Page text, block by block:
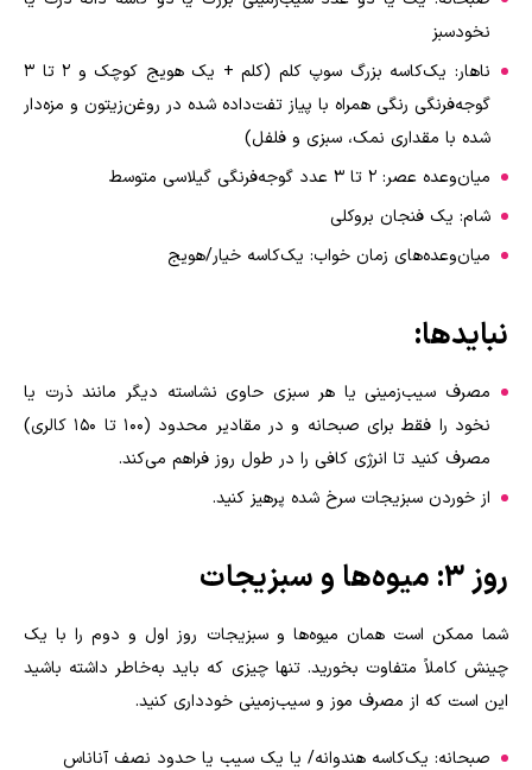
نخودسبز
ناهار: یک‌کاسه بزرگ سوپ کلم (کلم + یک هویج کوچک و 2 تا 3
گوجه‌فرنگی رنگی همراه با پیاز تفت‌داده شده در روغن‌زیتون و مزه‌دار
شده با مقداری نمک، سبزی و فلفل)
میان‌وعده عصر: ۲ تا ۳ عدد گوجه‌فرنگی گیلاسی متوسط
شام: یک فنجان بروکلی
میان‌وعده‌های زمان خواب: یک‌کاسه خیار/هویج
نبایدها:
مصرف سیب‌زمینی یا هر سبزی حاوی نشاسته دیگر مانند ذرت یا
نخود را فقط برای صبحانه و در مقادیر محدود (100 تا 150 کالری)
مصرف کنید تا انرژی کافی را در طول روز فراهم می‌کند.
از خوردن سبزیجات سرخ شده پرهیز کنید.
روز 3: میوه‌ها و سبزیجات
شما ممکن است همان میوه‌ها و سبزیجات روز اول و دوم را با یک
چینش کاملاً متفاوت بخورید. تنها چیزی که باید به‌خاطر داشته باشید
این است که از مصرف موز و سیب‌زمینی خودداری کنید.
صبحانه: یک‌کاسه هندوانه/ یا یک سیب یا حدود نصف آناناس